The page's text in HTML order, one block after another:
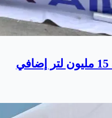
قطر تدعم غزة بإمداد 15 مليون لتر إضافي